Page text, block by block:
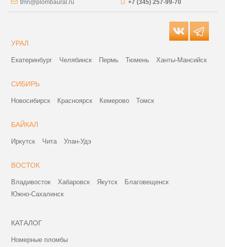
tmn@plombaural.ru +7 (345) 257-99-70
УРАЛ
Екатеринбург Челябинск Пермь Тюмень Ханты-Мансийск
СИБИРЬ
Новосибирск Красноярск Кемерово Томск
БАЙКАЛ
Иркутск Чита Улан-Удэ
ВОСТОК
Владивосток Хабаровск Якутск
Благовещенск
Южно-Сахалинск
КАТАЛОГ
Номерные пломбы